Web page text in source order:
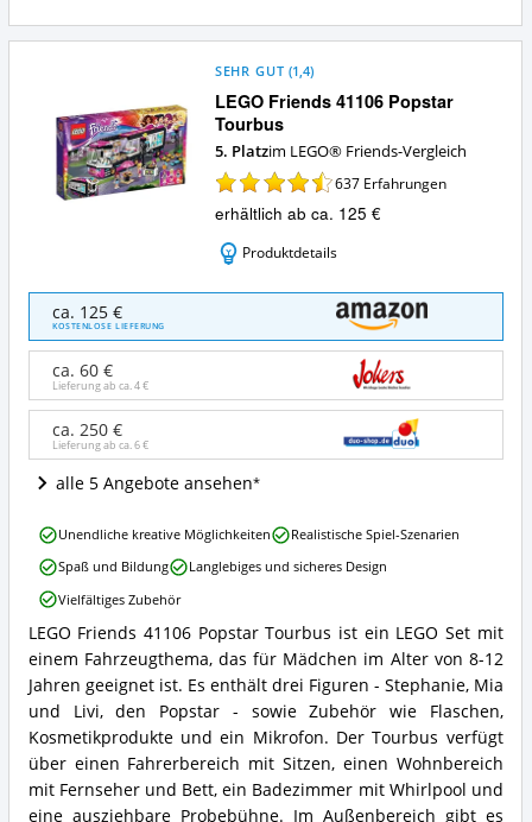
LEGO Friends 41106 Popstar
Tourbus
SEHR GUT (1,4)
5. Platzim LEGO® Friends-Vergleich
637 Erfahrungen
erhältlich ab ca. 125 €
Produktdetails
Friends
41106
Popstar
Tourbus
Angebote:
LEGO®
Friends
ca. 125 €
KOSTENLOSE LIEFERUNG
ca. 60 €
Lieferung ab ca.4 €
ca. 250 €
Lieferung ab ca.6 €
alle 5 Angebote ansehen
LEGO
Friends
41106
Popstar
Tourbus
Zusammenfassung:
Was
bietet
LEGO®
LEGO Friends 41106 Popstar Tourbus ist ein LEGO Set mit
einem Fahrzeugthema, das für Mädchen im Alter von 8-12
Jahren geeignet ist. Es enthält drei Figuren - Stephanie, Mia
und Livi, den Popstar - sowie Zubehör wie Flaschen,
Kosmetikprodukte und ein Mikrofon. Der Tourbus verfügt
über einen Fahrerbereich mit Sitzen, einen Wohnbereich
mit Fernseher und Bett, ein Badezimmer mit Whirlpool und
eine ausziehbare Probebühne. Im Außenbereich gibt es
LEGO
Friends
41106
Popstar
Tourbus
Vorteile:
Was
spricht
für
LEGO®
Friends?
Unendliche kreative Möglichkeiten
Realistische Spiel-Szenarien
Spaß und Bildung
Langlebiges und sicheres Design
Vielfältiges Zubehör